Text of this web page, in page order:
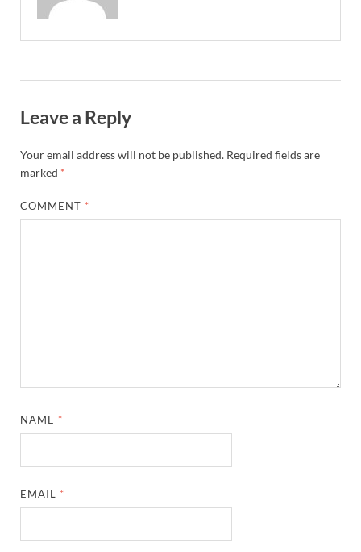
Leave a Reply
Your email address will not be published. Required fields are
marked *
COMMENT *
NAME *
EMAIL *